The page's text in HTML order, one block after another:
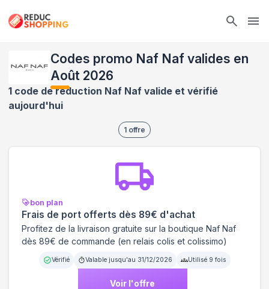
Codes promo Naf Naf valides en
Août 2026
1 code de réduction Naf Naf valide et vérifié
aujourd'hui
1 offre
bon plan
Frais de port offerts dès 89€ d'achat
Profitez de la livraison gratuite sur la boutique Naf Naf
dès 89€ de commande (en relais colis et colissimo)
Vérifié Valable jusqu'au 31/12/2026 Utilisé 9 fois
Voir l'offre